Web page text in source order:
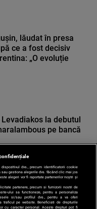
lăudat în presa
ce a fost decisiv
„O evoluție
la debutul
pe bancă
dvs., precum identificatorii cookie
sau gestiona alegerile dvs. făcând clic mai jos
alegeri vor fi raportate partenerilor noștri și
partenere, precum si furnizorii nostri de
ului sa functioneze, pentru a personaliza
si/sau profilul dvs., pentru a va oferi
traficul pe website. Beneficiati de drepturile
cu caracter personal. Aceste drepturi pot fi